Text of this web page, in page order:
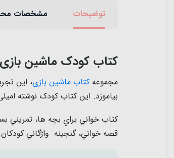
توضیحات مشخصات
کتاب کودک ماشین بازی 20 ، دوچرخه سواری میکنم
مجموعه کتاب ماشین بازی، این
بیاموزد. این کتاب کودک نوشته
كتاب خواني براي بچه ها، تمريني
قصه خواني، گنجينه واژگاني كودكان